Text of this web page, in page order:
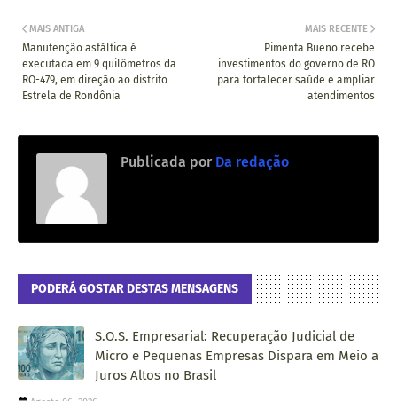
MAIS RECENTE
Pimenta Bueno recebe
investimentos do governo de RO
para fortalecer saúde e ampliar
atendimentos
MAIS ANTIGA
Manutenção asfáltica é
executada em 9 quilômetros da
RO-479, em direção ao distrito
Estrela de Rondônia
Publicada por Da redação
PODERÁ GOSTAR DESTAS MENSAGENS
S.O.S. Empresarial: Recuperação Judicial de
Micro e Pequenas Empresas Dispara em Meio a
Juros Altos no Brasil